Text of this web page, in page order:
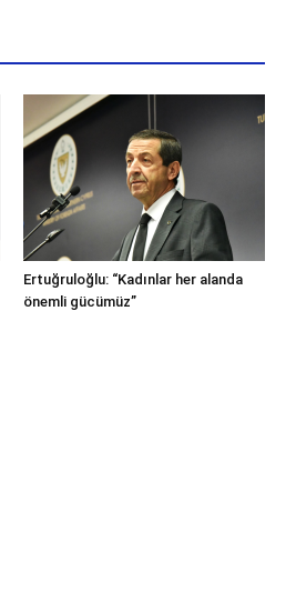
Ertuğruloğlu: “Kadınlar her alanda
önemli gücümüz”